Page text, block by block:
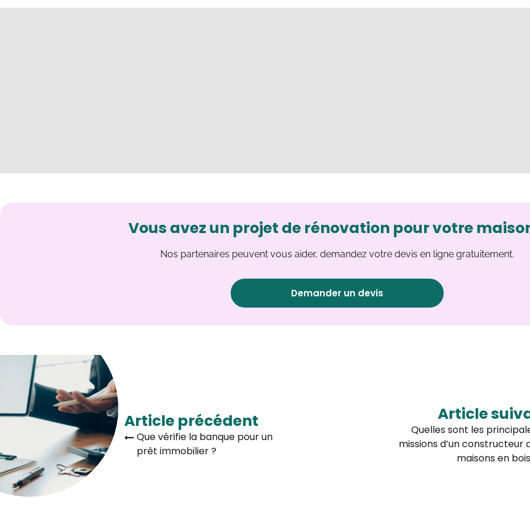
Vous avez un projet de rénovation pour votre
Nos partenaires peuvent vous aider, demandez votre devis en ligne gratuitement.
Demander un devis
Article précédent
Que vérifie la banque pour un
prêt immobilier ?
Article
Quelles sont les
missions d’un constructeur
maisons en